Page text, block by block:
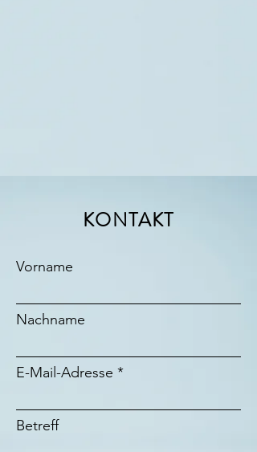
KONTAKT
Vorname
Nachname
E-Mail-Adresse
Betreff